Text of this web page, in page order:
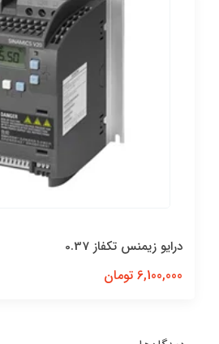
درایو زیمنس تکفاز 0.37
6,100,000 تومان